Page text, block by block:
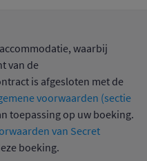
waarbij
van de
is afgesloten met de
voorwaarden (sectie
toepassing op uw boeking.
van Secret
boeking.